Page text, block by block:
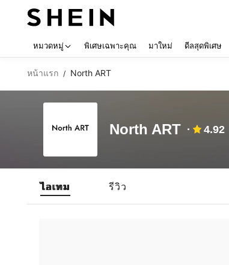
หมวดหมู่ พิเศษเฉพาะคุณ มาใหม่ ดีลสุดพิเศษ
หน้าแรก / North ART
North ART 4.92
ไอเทม รีวิว